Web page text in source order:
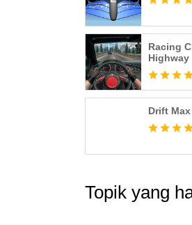
Racing
Highway
Drift
Topik yang